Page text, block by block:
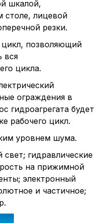
шкалой,
столе, лицевой
резки.
цикл, позволяющий
вся
цикла.
ограждения в
гидроагрегата будет
рабочего цикл.
уровнем шума.
гидравлические
на прижимной
электронный
и частичное;
Политика в
обработки сookies
Настройте параметры
файлов cookie
Вы можете настроить
типа «технические
без которых
функционирование
Ваш выбор настроек на
этого периода Сайт
согласие. Вы вправе